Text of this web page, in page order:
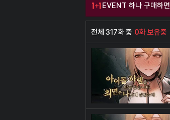
EVENT 하나 구매하면
전체 317화 중 0화 보유중